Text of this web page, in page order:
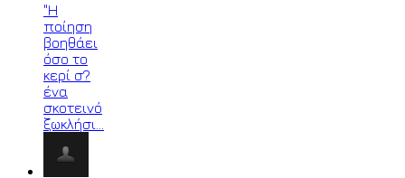
"Η
ποίηση
βοηθάει
όσο το
κερί σ?
ένα
σκοτεινό
ξωκλήσι…